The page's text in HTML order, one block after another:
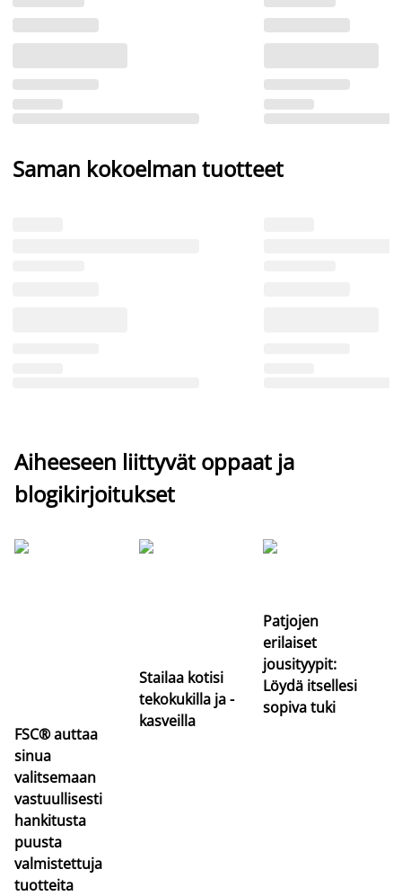
Saman kokoelman tuotteet
Aiheeseen liittyvät oppaat ja
blogikirjoitukset
FSC® auttaa
sinua
valitsemaan
vastuullisesti
hankitusta
puusta
valmistettuja
tuotteita
Stailaa kotisi
tekokukilla ja -
kasveilla
Patjojen
erilaiset
jousityypit:
Löydä itsellesi
sopiva tuki